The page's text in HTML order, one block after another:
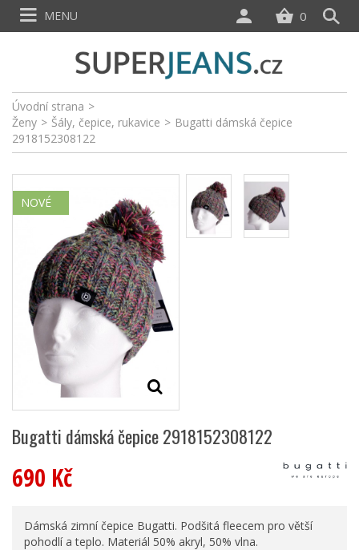
Úvodní strana >
Ženy > Šály, čepice, rukavice > Bugatti dámská čepice
2918152308122
NOVÉ
Bugatti dámská čepice 2918152308122
690 Kč
Dámská zimní čepice Bugatti. Podšitá fleecem pro větší
pohodlí a teplo. Materiál 50% akryl, 50% vlna.
0
MENU